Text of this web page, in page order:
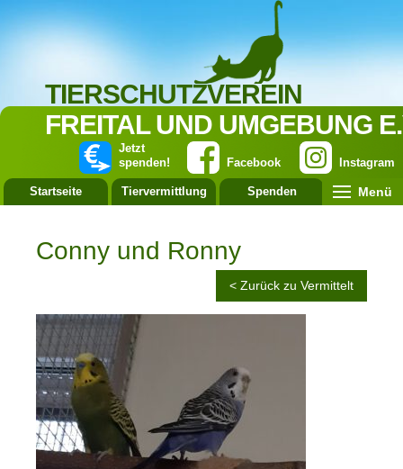
TIERSCHUTZVEREIN
FREITAL UND UMGEBUNG
Instagram
Facebook
Jetzt
spenden!
Startseite Tiervermittlung Spenden Menü
Conny und Ronny
< Zurück zu Vermittelt